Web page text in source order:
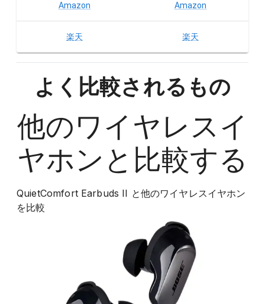
Amazon Amazon
楽天 楽天
よく比較されるもの
他のワイヤレスイ
ヤホン と比較する
QuietComfort Earbuds II と他のワイヤレスイヤホン
を比較